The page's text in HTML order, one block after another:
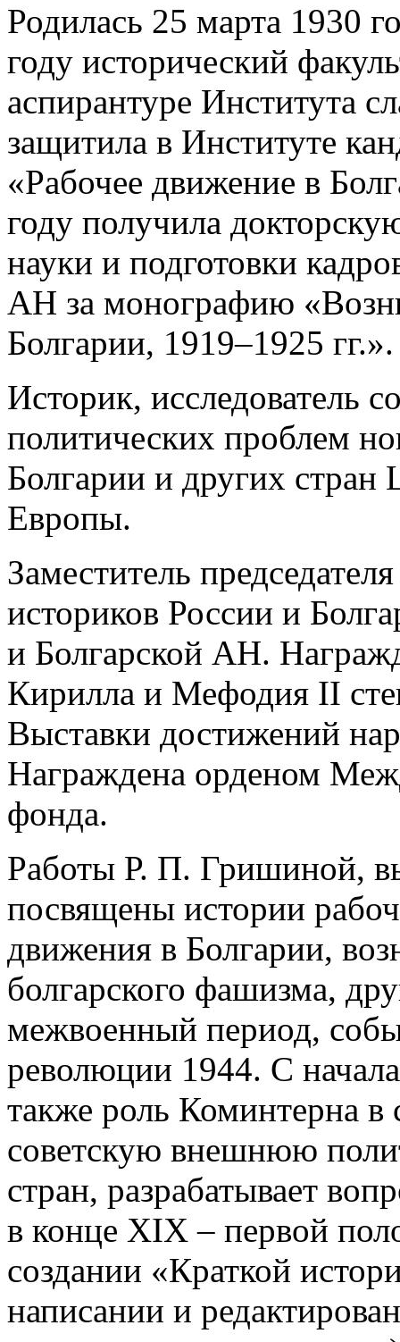
Родилась 25 марта 1930
году исторический
аспирантуре Института
защитила в Институте
«Рабочее движение в
году получила
науки и подготовки
АН за монографию
Болгарии, 1919–1925 гг.».
Историк, исследователь
политических проблем
Болгарии и других
Европы.
Заместитель
историков России и
и Болгарской АН.
Кирилла и Мефодия II
Выставки достижений
Награждена орденом
фонда.
Работы Р. П. Гришиной,
посвящены истории
движения в Болгарии,
болгарского фашизма,
межвоенный период,
революции 1944. С
также роль Коминтерна в
советскую внешнюю
стран, разрабатывает
в конце XIX – первой
создании «Краткой
написании и